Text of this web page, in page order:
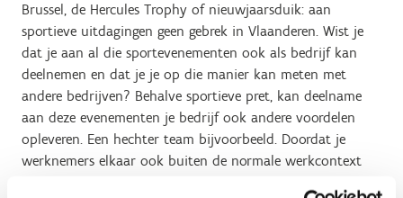
Brussel, de Hercules Trophy of nieuwjaarsduik: aan
sportieve uitdagingen geen gebrek in Vlaanderen. Wist je
dat je aan al die sportevenementen ook als bedrijf kan
deelnemen en dat je je op die manier kan meten met
andere bedrijven? Behalve sportieve pret, kan deelname
aan deze evenementen je bedrijf ook andere voordelen
opleveren. Een hechter team bijvoorbeeld. Doordat je
werknemers elkaar ook buiten de normale werkcontext